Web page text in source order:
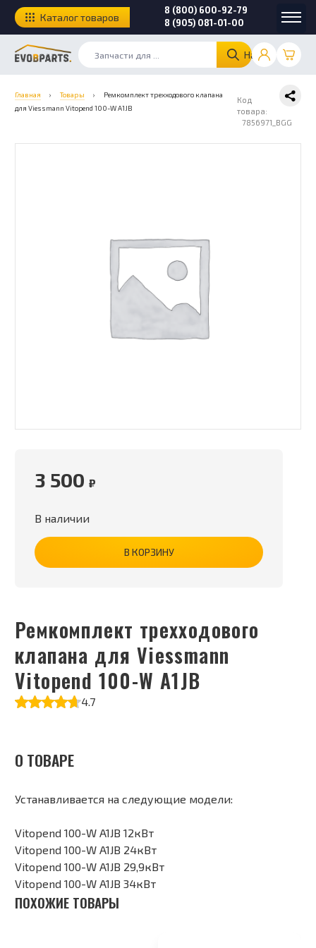
Найти
8 (800) 600-92-79
8 (905) 081-01-00
Каталог товаров
Главная › Товары ›
Ремкомплект трехходового клапана
для Viessmann Vitopend 100-W A1JB
Код
товара:
7856971_BGG
Ремкомплект трехходового
клапана для Viessmann
Vitopend 100-W A1JB
4.7
3 500 ₽
В наличии
В КОРЗИНУ
О ТОВАРЕ
Устанавливается на следующие модели:
Vitopend 100-W A1JB 12кВт
Vitopend 100-W A1JB 24кВт
Vitopend 100-W A1JB 29,9кВт
Vitopend 100-W A1JB 34кВт
ПОХОЖИЕ ТОВАРЫ